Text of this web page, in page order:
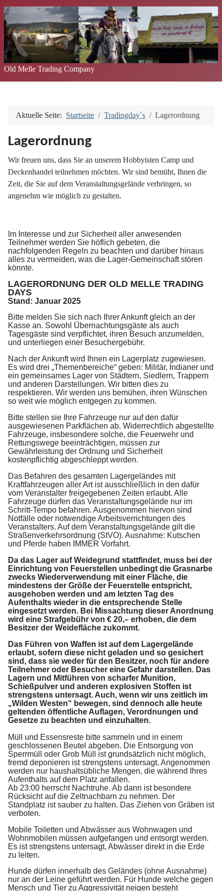
Old Melle Trading Company
Aktuelle Seite: Startseite Tradingday`s Lagerordnung
Lagerordnung
Wir freuen uns, dass Sie an unserem Hobbyisten Camp und
Deckenhandel teilnehmen möchten. Wir sind bemüht, Ihnen die
Zeit, die Sie auf dem Veranstaltungsgelände verbringen, so
angenehm wie möglich zu gestalten.
Im Interesse und zur Sicherheit aller anwesenden
Teilnehmer werden Sie höflich gebeten, die
nachfolgenden Regeln zu beachten und darüber hinaus
alles zu vermeiden, was die Lager-Gemeinschaft stören
könnte.
LAGERORDNUNG DER OLD MELLE TRADING
DAYS
Stand: Januar 2025
Bitte melden Sie sich nach Ihrer Ankunft gleich an der
Kasse an. Sowohl Übernachtungsgäste als auch
Tagesgäste sind verpflichtet, ihren Besuch anzumelden,
und unterliegen einer Besuchergebühr.
Nach der Ankunft wird Ihnen ein Lagerplatz zugewiesen.
Es wird drei „Themenbereiche“ geben: Militär, Indianer und
ein gemeinsames Lager von Städtern, Siedlern, Trappern
und anderen Darstellungen. Wir bitten dies zu
respektieren. Wir werden uns bemühen, ihren Wünschen
so weit wie möglich entgegen zu kommen.
Bitte stellen sie Ihre Fahrzeuge nur auf den dafür
ausgewiesenen Parkflächen ab. Widerrechtlich abgestellte
Fahrzeuge, insbesondere solche, die Feuerwehr und
Rettungswege beeinträchtigen, müssen zur
Gewährleistung der Ordnung und Sicherheit
kostenpflichtig abgeschleppt werden.
Das Befahren des gesamten Lagergeländes mit
Kraftfahrzeugen aller Art ist ausschließlich in den dafür
vom Veranstalter freigegebenen Zeiten erlaubt. Alle
Fahrzeuge dürfen das Veranstaltungsgelände nur im
Schritt-Tempo befahren. Ausgenommen hiervon sind
Notfälle oder notwendige Arbeitsverrichtungen des
Veranstalters. Auf dem Veranstaltungsgelände gilt die
Straßenverkehrsordnung (StVO). Ausnahme: Kutschen
und Pferde haben IMMER Vorfahrt.
Da das Lager auf Weidegrund stattfindet, muss bei der
Einrichtung von Feuerstellen unbedingt die Grasnarbe
zwecks Wiederverwendung mit einer Fläche, die
mindestens der Größe der Feuerstelle entspricht,
ausgehoben werden und am letzten Tag des
Aufenthalts wieder in die entsprechende Stelle
eingesetzt werden. Bei Missachtung dieser Anordnung
wird eine Strafgebühr von € 20,– erhoben, die dem
Besitzer der Weidefläche zukommt.
Das Führen von Waffen ist auf dem Lagergelände
erlaubt, sofern diese nicht geladen und so gesichert
sind, dass sie weder für den Besitzer, noch für andere
Teilnehmer oder Besucher eine Gefahr darstellen. Das
Lagern und Mitführen von scharfer Munition,
Schießpulver und anderen explosiven Stoffen ist
strengstens untersagt. Auch, wenn wir uns zeitlich im
„Wilden Westen“ bewegen, sind dennoch alle heute
geltenden öffentliche Auflagen, Verordnungen und
Gesetze zu beachten und einzuhalten.
Müll und Essensreste bitte sammeln und in einem
geschlossenen Beutel abgeben. Die Entsorgung von
Sperrmüll oder Grob Müll ist grundsätzlich nicht möglich,
fremd deponieren ist strengstens untersagt. Angenommen
werden nur haushaltsübliche Mengen, die während Ihres
Aufenthalts auf dem Platz anfallen.
Ab 23:00 herrscht Nachtruhe. Ab dann ist besondere
Rücksicht auf die Zeltnachbarn zu nehmen. Der
Standplatz ist sauber zu halten. Das Ziehen von Gräben ist
verboten.
Mobile Toiletten und Abwässer aus Wohnwagen und
Wohnmobilen müssen aufgefangen und entsorgt werden.
Es ist strengstens untersagt, Abwässer direkt in die Erde
zu leiten.
Hunde dürfen innerhalb des Geländes (ohne Ausnahme)
nur an der Leine geführt werden. Für Hunde welche gegen
Mensch und Tier zu Aggressivität neigen besteht